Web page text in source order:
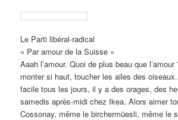
Le Parti libéral-radical
« Par amour de la Suisse »
Aaah l’amour. Quoi de plus beau que l’amour
monter si haut, toucher les ailes des
facile tous les jours, il y a des orages, des
samedis après-midi chez Ikea. Alors aimer
Cossonay, même le birchermüesli, même le